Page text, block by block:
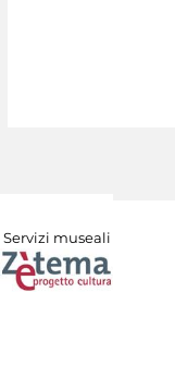
Servizi museali